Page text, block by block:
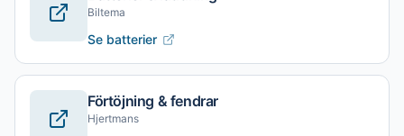
Biltema
Se batterier
Förtöjning & fendrar
Hjertmans